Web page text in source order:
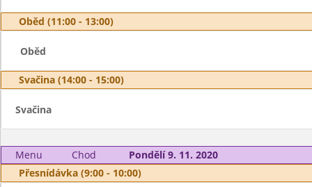
Oběd (11:00 - 13:00)
Oběd
Svačina (14:00 - 15:00)
Svačina
Menu Chod
Pondělí 9. 11. 2020
Přesnídávka (9:00 - 10:00)